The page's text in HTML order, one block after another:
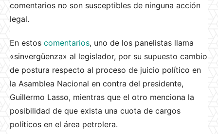
comentarios no son susceptibles de ninguna acción
legal.
En estos comentarios, uno de los panelistas llama
«sinvergüenza» al legislador, por su supuesto cambio
de postura respecto al proceso de juicio político en
la Asamblea Nacional en contra del presidente,
Guillermo Lasso, mientras que el otro menciona la
posibilidad de que exista una cuota de cargos
políticos en el área petrolera.